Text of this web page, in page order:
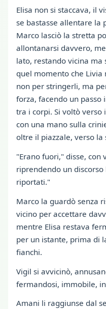
Elisa non si staccava, il
se bastasse allentare la
Marco lasciò la stretta
allontanarsi davvero,
lato, restando vicina ma
quel momento che Livia
non per stringerli, ma
forza, facendo un
tra i corpi. Si voltò
con una mano sulla
oltre il piazzale, verso
"Erano fuori," disse, con
riprendendo un
riportati."
Marco la guardò senza
vicino per accettare
mentre Elisa restava
per un istante, prima di
fianchi.
Vigil si avvicinò,
fermandosi, immobile,
Amani li raggiunse dal